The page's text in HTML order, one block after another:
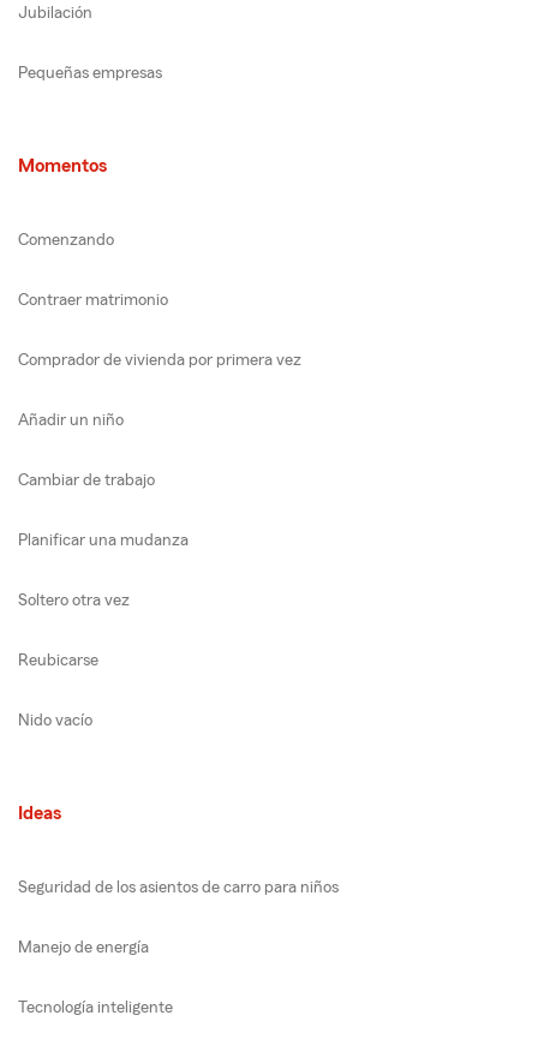
Jubilación
Pequeñas empresas
Momentos
Comenzando
Contraer matrimonio
Comprador de vivienda por primera vez
Añadir un niño
Cambiar de trabajo
Planificar una mudanza
Soltero otra vez
Reubicarse
Nido vacío
Ideas
Seguridad de los asientos de carro para niños
Manejo de energía
Tecnología inteligente